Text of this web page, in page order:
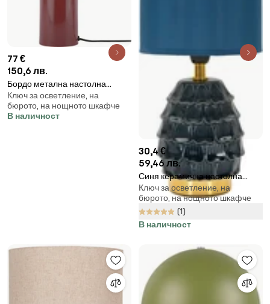
77 €
150,6 лв.
Бордо метална настолна
лампа (височина 26 cm)
Riqueza Palo – Leitmotiv
Ключ за осветление, на
бюрото, на нощното шкафче
В наличност
30,4 €
59,46 лв.
Синя керамична настолна
лампа с текстилен абажур
(височина 30,5 cm) Pigny –
Mauro Ferretti
Ключ за осветление, на
бюрото, на нощното шкафче
(1)
В наличност